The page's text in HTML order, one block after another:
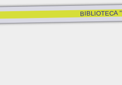
BIBLIOTECA